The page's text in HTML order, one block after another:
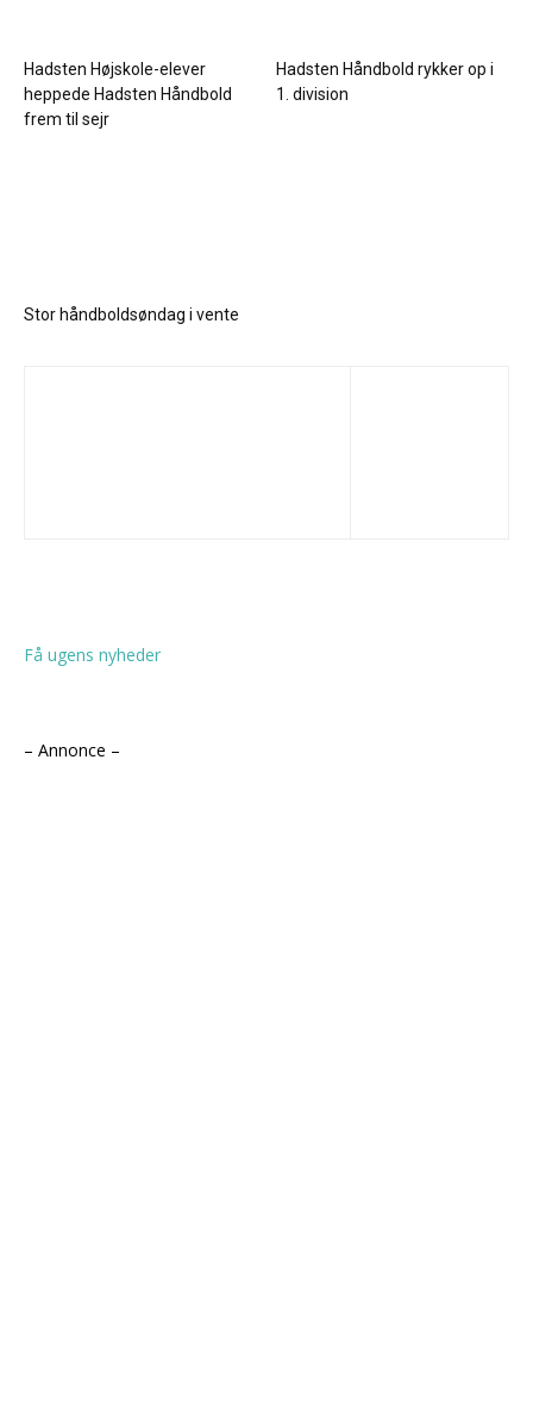
Hadsten Højskole-elever
heppede Hadsten Håndbold
frem til sejr
Hadsten Håndbold rykker op i
1. division
Stor håndboldsøndag i vente
Få ugens nyheder
– Annonce –